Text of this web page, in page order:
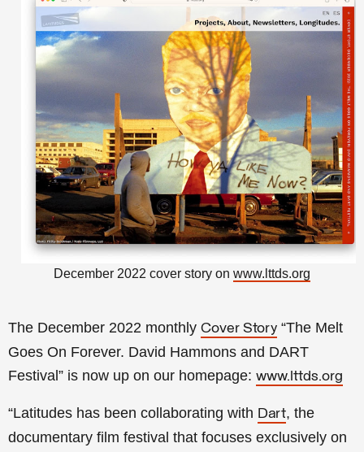
December 2022 cover story on www.lttds.org
The December 2022 monthly Cover Story “The Melt
Goes On Forever. David Hammons and DART
Festival ” is now up on our homepage: www.lttds.org
“Latitudes has been collaborating with Dart, the
documentary film festival that focuses exclusively on